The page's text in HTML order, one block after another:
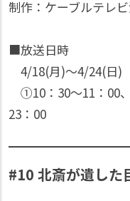
制作：ケーブルテレ
■放送日時
4/18(月)〜4/24(日)
①10：30〜11：00
23：00
#10 北斎が遺した